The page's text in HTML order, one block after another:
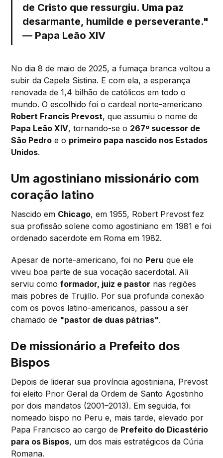
de Cristo que ressurgiu. Uma paz
desarmante, humilde e perseverante."
— Papa Leão XIV
No dia 8 de maio de 2025, a fumaça branca voltou a
subir da Capela Sistina. E com ela, a esperança
renovada de 1,4 bilhão de católicos em todo o
mundo. O escolhido foi o cardeal norte-americano
Robert Francis Prevost, que assumiu o nome de
Papa Leão XIV, tornando-se o 267º sucessor de
São Pedro e o primeiro papa nascido nos Estados
Unidos.
Um agostiniano missionário com
coração latino
Nascido em Chicago, em 1955, Robert Prevost fez
sua profissão solene como agostiniano em 1981 e foi
ordenado sacerdote em Roma em 1982.
Apesar de norte-americano, foi no Peru que ele
viveu boa parte de sua vocação sacerdotal. Ali
serviu comoformador, juiz e pastor nas regiões
mais pobres de Trujillo. Por sua profunda conexão
com os povos latino-americanos, passou a ser
chamado de "pastor de duas pátrias".
De missionário a Prefeito dos
Bispos
Depois de liderar sua província agostiniana, Prevost
foi eleito Prior Geral da Ordem de Santo Agostinho
por dois mandatos (2001–2013). Em seguida, foi
nomeado bispo no Peru e, mais tarde, elevado por
Papa Francisco ao cargo de Prefeito do Dicastério
para os Bispos, um dos mais estratégicos da Cúria
Romana.